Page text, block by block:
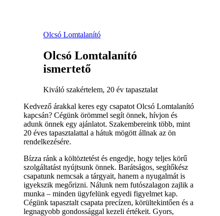
Olcsó Lomtalanító
Olcsó Lomtalanító
ismertető
Kiváló szakértelem, 20 év tapasztalat
Kedvező árakkal keres egy csapatot Olcsó Lomtalanító
kapcsán? Cégünk örömmel segít önnek, hívjon és
adunk önnek egy ajánlatot. Szakembereink több, mint
20 éves tapasztalattal a hátuk mögött állnak az ön
rendelkezésére.
Bízza ránk a költöztetést és engedje, hogy teljes körű
szolgáltatást nyújtsunk önnek. Barátságos, segítőkész
csapatunk nemcsak a tárgyait, hanem a nyugalmát is
igyekszik megőrizni. Nálunk nem futószalagon zajlik a
munka – minden ügyfelünk egyedi figyelmet kap.
Cégünk tapasztalt csapata precízen, körültekintően és a
legnagyobb gondossággal kezeli értékeit. Gyors,